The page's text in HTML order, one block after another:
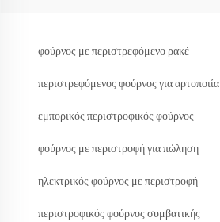
φούρνος με περιστρεφόμενο ρακέ
περιστρεφόμενος φούρνος για αρτοποιία
εμπορικός περιστροφικός φούρνος
φούρνος με περιστροφή για πώληση
ηλεκτρικός φούρνος με περιστροφή
περιστροφικός φούρνος συμβατικής